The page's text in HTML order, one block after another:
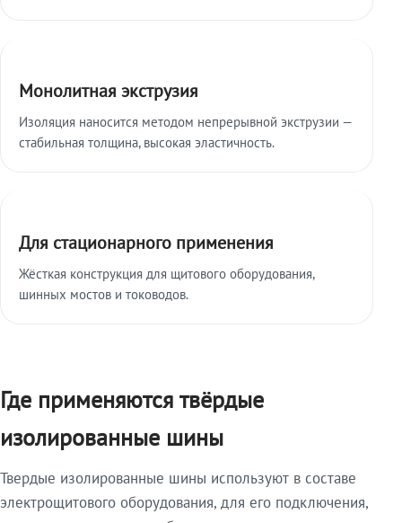
Монолитная экструзия
Изоляция наносится методом непрерывной экструзии —
стабильная толщина, высокая эластичность.
Для стационарного применения
Жёсткая конструкция для щитового оборудования,
шинных мостов и тоководов.
Где применяются твёрдые
изолированные шины
Твердые изолированные шины используют в составе
электрощитового оборудования, для его подключения,